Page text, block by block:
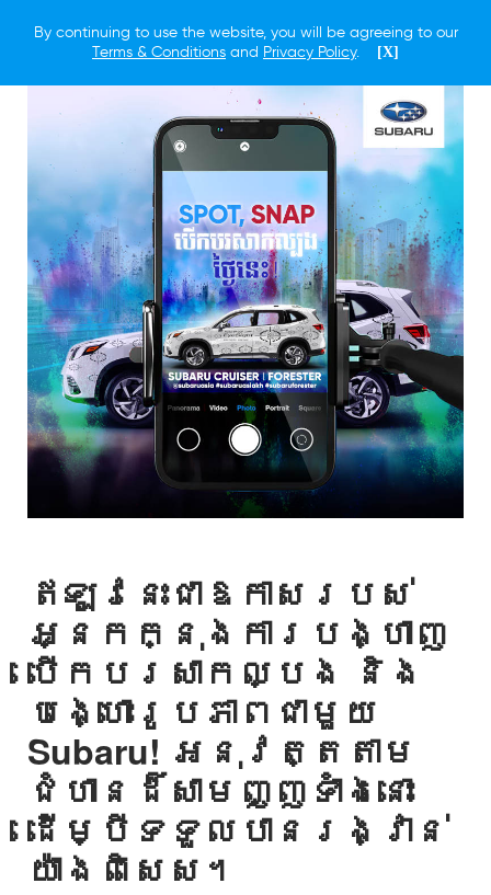
By continuing to use the website, you will be agreeing to our
Terms & Conditions and Privacy Policy. [X]
ឥឡូវនេះជាឱកាសរបស់
អ្នកក្នុងការបង្ហាញ
បើកបរសាកល្បង និង
បង្ហោះរូបភាពជាមួយ
Subaru! អនុវត្តតាម
ជំហានដ៏សាមញ្ញទាំងនោះ
ដើម្បីទទួលបានរង្វាន់
យ៉ាងពិសេស។